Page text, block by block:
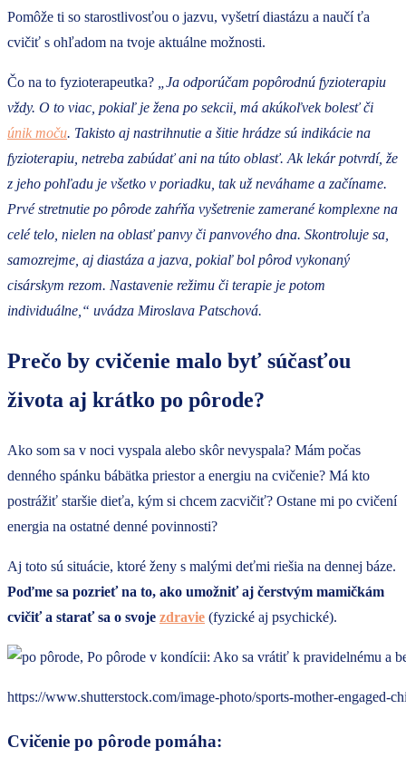
Pomôže ti so starostlivosťou o jazvu, vyšetrí diastázu a naučí ťa
cvičiť s ohľadom na tvoje aktuálne možnosti.
Čo na to fyzioterapeutka?
Ja odporúčam popôrodnú fyzioterapiu
vždy. O to viac, pokiaľ je žena po sekcii, má akúkoľvek bolesť či
únik moču. Takisto aj nastrihnutie a šitie hrádze sú indikácie na
fyzioterapiu, netreba zabúdať ani na túto oblasť. Ak lekár potvrdí, že
z jeho pohľadu je všetko v poriadku, tak už neváhame a začíname.
Prvé stretnutie po pôrode zahŕňa vyšetrenie zamerané komplexne na
celé telo, nielen na oblasť panvy či panvového dna. Skontroluje sa,
samozrejme, aj diastáza a jazva, pokiaľ bol pôrod vykonaný
cisárskym rezom. Nastavenie režimu či terapie je potom
individuálne,“ uvádza Miroslava Patschová.
Prečo by cvičenie malo byť súčasťou
života aj krátko po pôrode?
Ako som sa v noci vyspala alebo skôr nevyspala? Mám počas
denného spánku bábätka priestor a energiu na cvičenie? Má kto
postrážiť staršie dieťa, kým si chcem zacvičiť? Ostane mi po cvičení
energia na ostatné denné povinnosti?
Aj toto sú situácie, ktoré ženy s malými deťmi riešia na dennej báze.
Poďme sa pozrieť na to, ako umožniť aj čerstvým mamičkám
cvičiť a starať sa o svoje zdravie (fyzické aj psychické).
https://www.shutterstock.com/image-photo/sports-mother-engaged-
Cvičenie po pôrode pomáha: